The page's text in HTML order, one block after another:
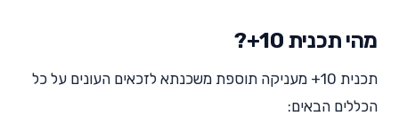
מהי תכנית 10+?
תכנית 10+ מעניקה תוספת משכנתא לזכאים העונים על כל
הכללים הבאים: